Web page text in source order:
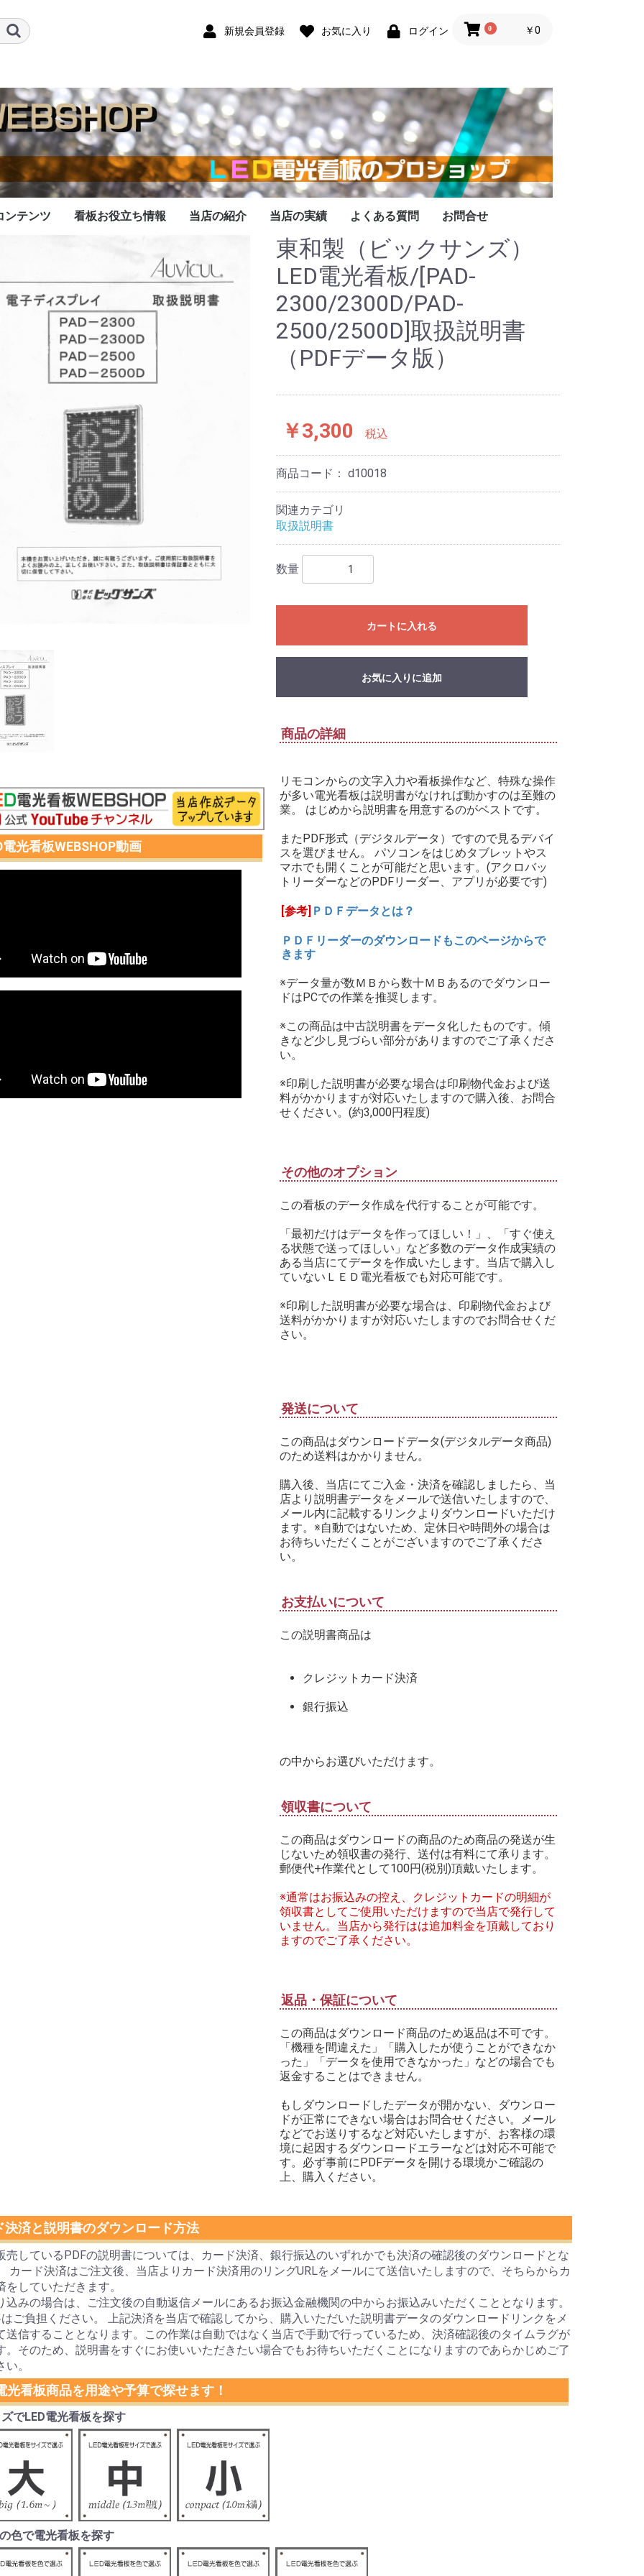
新規会員登録 お気に入り ログイン 0 ￥0
ンテンツ 看板お役立ち情報
ンで購入する際の注意
所はどこがいい？
容を考えるコツ
当店の紹介 当店の実績 よくある質問 お問合せ
電光看板WEBSHOP動画
東和製（ビックサンズ）
LED電光看板/[PAD-
2300/2300D/PAD-
2500/2500D]取扱説明書
（PDFデータ版）
￥3,300 税込
商品コード： d10018
関連カテゴリ
取扱説明書
数量
カートに入れる
お気に入りに追加
商品の詳細
リモコンからの文字入力や看板操作など、特殊な操作
が多い電光看板は説明書がなければ動かすのは至難の
業。 はじめから説明書を用意するのがベストです。
またPDF形式（デジタルデータ）ですので見るデバイ
スを選びません。 パソコンをはじめタブレットやス
マホでも開くことが可能だと思います。(アクロバッ
トリーダーなどのPDFリーダー、アプリが必要です)
[参考] ＰＤＦデータとは？
ＰＤＦリーダーのダウンロードもこのページからで
きます
※データ量が数ＭＢから数十ＭＢあるのでダウンロー
ドはPCでの作業を推奨します。
※この商品は中古説明書をデータ化したものです。傾
きなど少し見づらい部分がありますのでご了承くださ
い。
※印刷した説明書が必要な場合は印刷物代金および送
料がかかりますが対応いたしますので購入後、お問合
せください。(約3,000円程度)
その他のオプション
この看板のデータ作成を代行することが可能です。
「最初だけはデータを作ってほしい！」、「すぐ使え
る状態で送ってほしい」など多数のデータ作成実績の
ある当店にてデータを作成いたします。当店で購入し
ていないＬＥＤ電光看板でも対応可能です。
※印刷した説明書が必要な場合は、印刷物代金および
送料がかかりますが対応いたしますのでお問合せくだ
さい。
発送について
この商品はダウンロードデータ(デジタルデータ商品)
のため送料はかかりません。
購入後、当店にてご入金・決済を確認しましたら、当
店より説明書データをメールで送信いたしますので、
メール内に記載するリンクよりダウンロードいただけ
ます。※自動ではないため、定休日や時間外の場合は
お待ちいただくことがございますのでご了承くださ
い。
お支払いについて
この説明書商品は
クレジットカード決済
銀行振込
の中からお選びいただけます。
領収書について
この商品はダウンロードの商品のため商品の発送が生
じないため領収書の発行、送付は有料にて承ります。
郵便代+作業代として100円(税別)頂戴いたします。
※通常はお振込みの控え、クレジットカードの明細が
領収書としてご使用いただけますので当店で発行して
いません。当店から発行はは追加料金を頂戴しており
ますのでご了承ください。
返品・保証について
この商品はダウンロード商品のため返品は不可です。
「機種を間違えた」「購入したが使うことができなか
った」「データを使用できなかった」などの場合でも
返金することはできません。
もしダウンロードしたデータが開かない、ダウンロー
ドが正常にできない場合はお問合せください。メール
などでお送りするなど対応いたしますが、お客様の環
境に起因するダウンロードエラーなどは対応不可能で
す。必ず事前にPDFデータを開ける環境かご確認の
上、購入ください。
決済と説明書のダウンロード方法
売しているPDFの説明書については、カード決済、銀行振込のいずれかでも決済の確認後のダウンロードとな
カード決済はご注文後、当店よりカード決済用のリングURLをメールにて送信いたしますので、そちらからカ
をしていただきます。
込みの場合は、ご注文後の自動返信メールにあるお振込金融機関の中からお振込みいただくこととなります。
ご負担ください。 上記決済を当店で確認してから、購入いただいた説明書データのダウンロードリンクをメ
送信することとなります。この作業は自動ではなく当店で手動で行っているため、決済確認後のタイムラグが
。そのため、説明書をすぐにお使いいただきたい場合でもお待ちいただくことになりますのであらかじめご了
。
光看板商品を用途や予算で探せます！
でLED電光看板を探す
色で電光看板を探す